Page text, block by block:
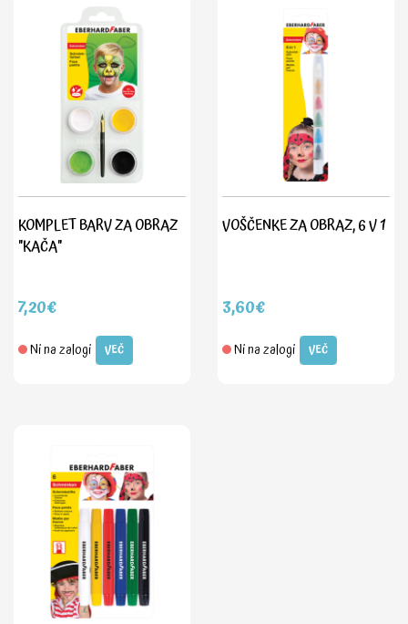
KOMPLET BARV ZA OBRAZ
"KAČA"
7,20€
Ni na zalogi VEČ
VOŠČENKE ZA OBRAZ, 6 V 1
3,60€
Ni na zalogi VEČ